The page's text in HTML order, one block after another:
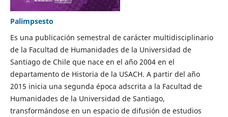
Palimpsesto
Es una publicación semestral de carácter multidisciplinario
de la Facultad de Humanidades de la Universidad de
Santiago de Chile que nace en el año 2004 en el
departamento de Historia de la USACH. A partir del año
2015 inicia una segunda época adscrita a la Facultad de
Humanidades de la Universidad de Santiago,
transformándose en un espacio de difusión de estudios